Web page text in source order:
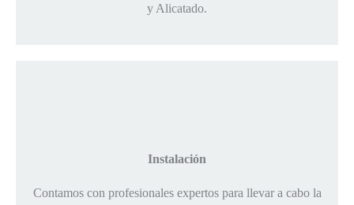
y Alicatado.
Instalación
Contamos con profesionales expertos para llevar a cabo la